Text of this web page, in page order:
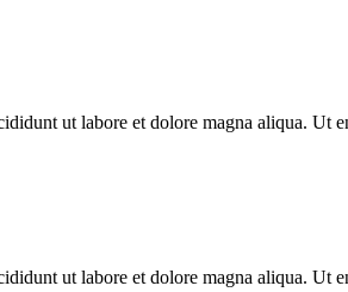
ut labore et dolore magna aliqua. Ut
ut labore et dolore magna aliqua. Ut